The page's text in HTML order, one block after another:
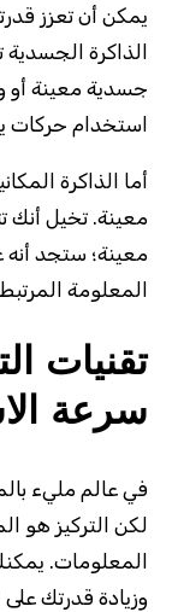
يمكن أن تعزز
الذاكرة
جسدية معينة أو
استخدام حركات
أما الذاكرة
معينة. تخيل أنك
معينة؛ ستجد أنه
المعلومة
تقنيات
سرعة
في عالم مليء
لكن التركيز هو
المعلومات.
وزيادة قدرتك على